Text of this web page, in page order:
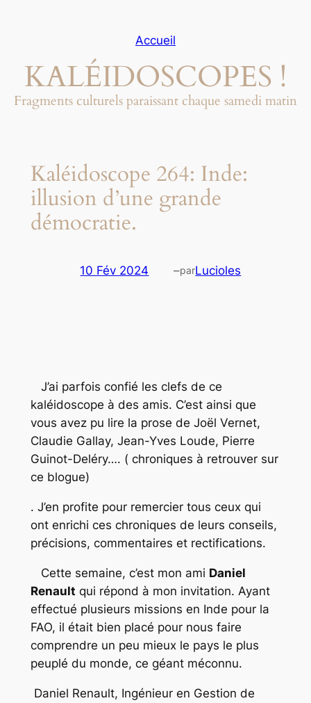
Accueil
KALÉIDOSCOPES !
Fragments culturels paraissant chaque samedi matin
Kaléidoscope 264: Inde:
illusion d’une grande
démocratie.
10 Fév 2024 –parLucioles
J’ai parfois confié les clefs de ce
kaléidoscope à des amis. C’est ainsi que
vous avez pu lire la prose de Joël Vernet,
Claudie Gallay, Jean-Yves Loude, Pierre
Guinot-Deléry…. ( chroniques à retrouver sur
ce blogue)
. J’en profite pour remercier tous ceux qui
ont enrichi ces chroniques de leurs conseils,
précisions, commentaires et rectifications.
Cette semaine, c’est mon ami Daniel
Renault qui répond à mon invitation. Ayant
effectué plusieurs missions en Inde pour la
FAO, il était bien placé pour nous faire
comprendre un peu mieux le pays le plus
peuplé du monde, ce géant méconnu.
Daniel Renault, Ingénieur en Gestion de